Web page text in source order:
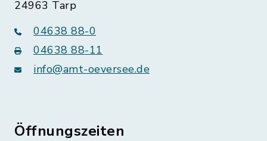
24963 Tarp
04638 88-0
04638 88-11
info@amt-oeversee.de
Öffnungszeiten